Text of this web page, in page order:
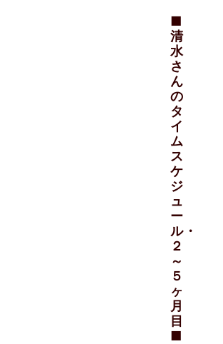
■
清
水
さ
ん
の
タ
イ
ム
ス
ケ
ジ
ュ
ー
ル・
２
～
５
ヶ
月
目
■